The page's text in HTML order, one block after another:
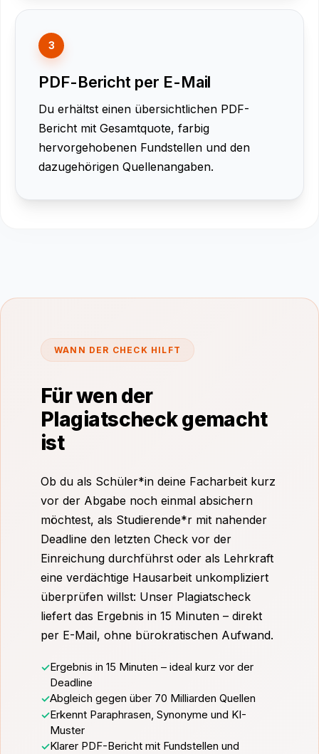
3
PDF-Bericht per E-Mail
Du erhältst einen übersichtlichen PDF-
Bericht mit Gesamtquote, farbig
hervorgehobenen Fundstellen und den
dazugehörigen Quellenangaben.
WANN DER CHECK HILFT
Für wen der
Plagiatscheck gemacht
ist
Ob du als Schüler*in deine Facharbeit kurz
vor der Abgabe noch einmal absichern
möchtest, als Studierende*r mit nahender
Deadline den letzten Check vor der
Einreichung durchführst oder als Lehrkraft
eine verdächtige Hausarbeit unkompliziert
überprüfen willst: Unser Plagiatscheck
liefert das Ergebnis in 15 Minuten – direkt
per E-Mail, ohne bürokratischen Aufwand.
Ergebnis in 15 Minuten – ideal kurz vor der
Deadline
Abgleich gegen über 70 Milliarden Quellen
Erkennt Paraphrasen, Synonyme und KI-
Muster
Klarer PDF-Bericht mit Fundstellen und